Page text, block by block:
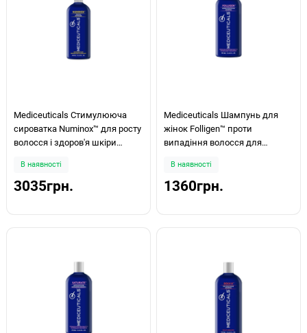
Mediceuticals Стимулююча
сироватка Numinox™ для росту
волосся і здоров'я шкіри
В наявності
3035грн.
Mediceuticals Шампунь для
жінок Folligen™ проти
випадіння волосся для
голови 250мл
В наявності
1360грн.